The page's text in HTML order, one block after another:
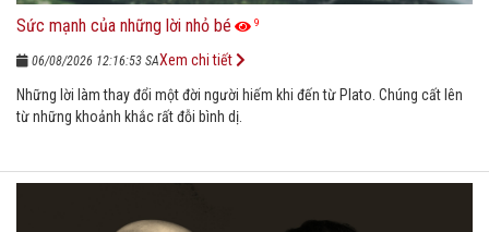
Sức mạnh của những lời nhỏ bé 9
06/08/2026 12:16:53 SA
Những lời làm thay đổi một đời người hiếm khi đến từ Plato. Chúng cất lên
từ những khoảnh khắc rất đỗi bình dị.
Xem chi tiết